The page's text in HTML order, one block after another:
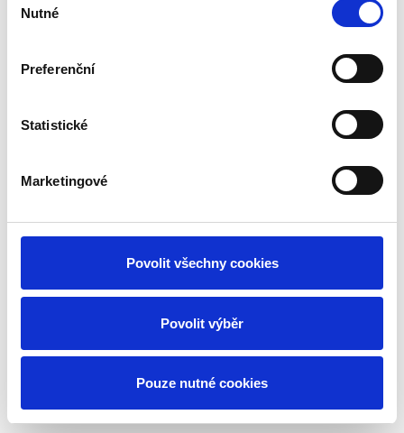
souhlasu
Nutné
Preferenční
Statistické
Marketingové
Povolit všechny cookies
Povolit výběr
Pouze nutné cookies